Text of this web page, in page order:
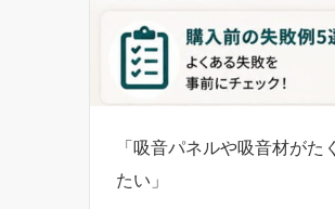
「吸音パネルや吸音材が
たい」